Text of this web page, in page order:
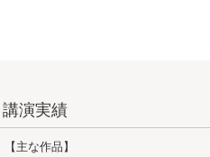
講演実績
【主な作品】